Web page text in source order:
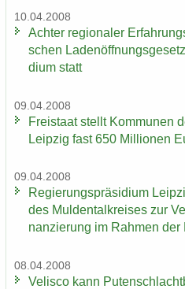
10.04.2008
Ach­ter re­gio­na­ler
schen
di­um statt
09.04.2008
Frei­staat stellt Kom­mu­nen
Leip­zig fast 650 Mil­lio­nen
09.04.2008
Re­gie­rungs­prä­si­di­um
des Mul­den­tal­krei­ses zur
nan­zie­rung im Rah­men
08.04.2008
Ve­lis­co kann